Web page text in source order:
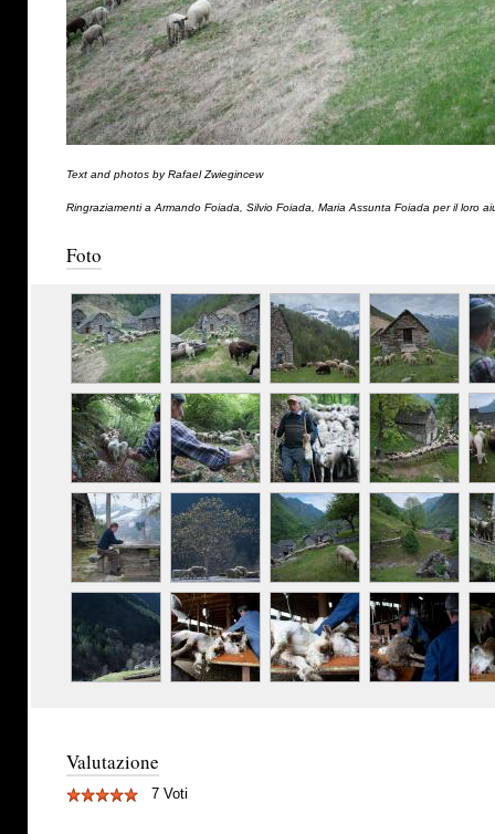
Text and photos by Rafael Zwiegincew
Ringraziamenti a Armando Foiada, Silvio Foiada, Maria Assunta Foiada per il loro
Foto
Valutazione
7 Voti